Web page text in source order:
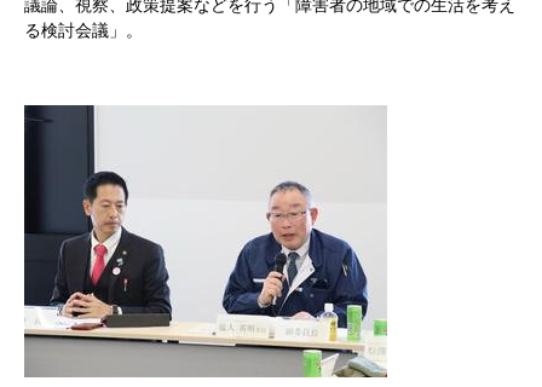
議論、視察、政策提案などを行う「障害者の地域での生活を考え
る検討会議」。